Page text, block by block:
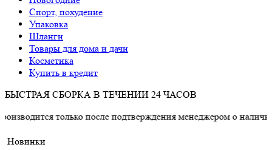
Спорт, похудение
Упаковка
Шланги
Товары для дома и дачи
Косметика
Купить в кредит
БЫСТРАЯ СБОРКА В ТЕЧЕНИИ 24 ЧАСОВ
только после подтверждения менеджером о наличии товара.
Новинки